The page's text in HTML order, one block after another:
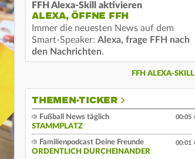
FFH Alexa-Skill aktivieren
ALEXA, ÖFFNE FFH
Immer die neuesten News auf dem
Smart-Speaker: Alexa, frage FFH nach
den Nachrichten.
FFH ALEXA-SKILL
THEMEN-TICKER
Fußball News täglich
STAMMPLATZ
00:05
Familienpodcast Deine Freunde
ORDENTLICH DURCHEINANDER
00:01